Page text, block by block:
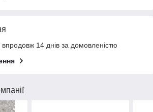
14 днів за домовленістю